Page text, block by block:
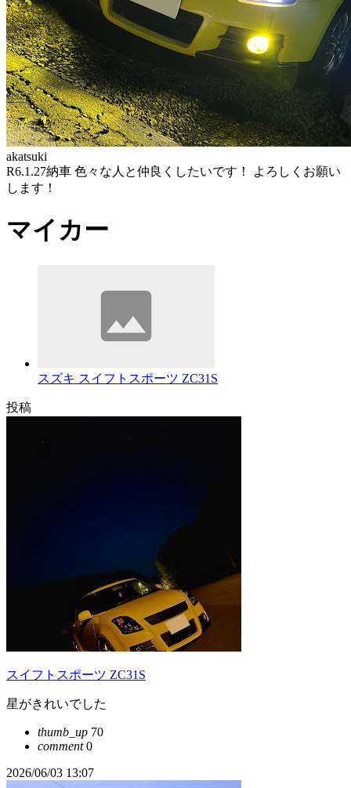
akatsuki
R6.1.27納車 色々な人と仲良くしたいです！ よろしくお願い
します！
マイカー
スズキ スイフトスポーツ ZC31S
投稿
スイフトスポーツ ZC31S
星がきれいでした
thumb_up 70
comment0
2026/06/03 13:07